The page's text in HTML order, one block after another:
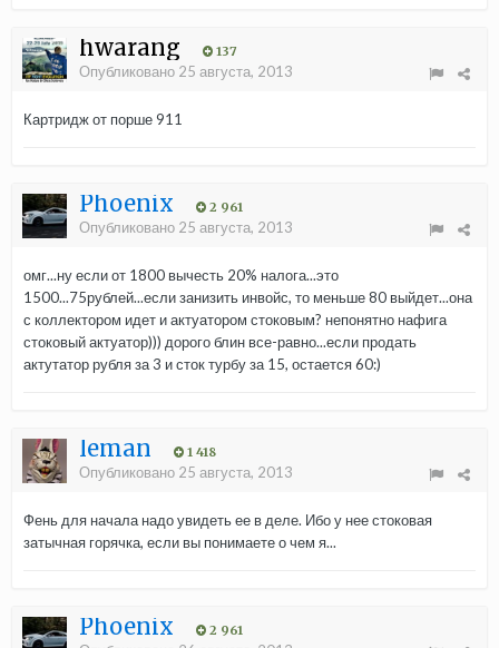
hwarang 137
Опубликовано 25 августа, 2013
Картридж от порше 911
Phoenix 2 961
Опубликовано 25 августа, 2013
омг...ну если от 1800 вычесть 20% налога...это
1500...75рублей...если занизить инвойс, то меньше 80 выйдет...она
с коллектором идет и актуатором стоковым? непонятно нафига
стоковый актуатор))) дорого блин все-равно...если продать
актутатор рубля за 3 и сток турбу за 15, остается 60:)
leman 1 418
Опубликовано 25 августа, 2013
Фень для начала надо увидеть ее в деле. Ибо у нее стоковая
затычная горячка, если вы понимаете о чем я...
Phoenix 2 961